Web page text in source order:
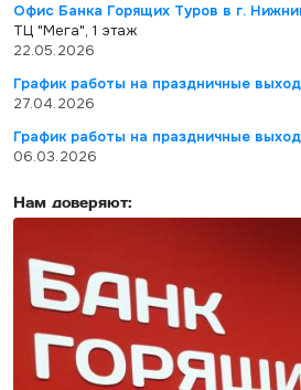
Офис Банка Горящих Туров в г.
ТЦ "Мега", 1 этаж
22.05.2026
График работы на праздничные
27.04.2026
График работы на праздничные
06.03.2026
Нам доверяют: